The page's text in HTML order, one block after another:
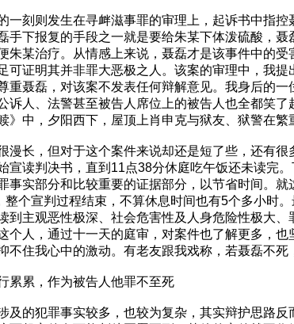
一刻则发生在寻衅滋事罪的审理上，起诉书中指
手下报复的手段之一就是要给朱某下体泼硫酸，
朱某治疗。从情感上来说，聂磊才是该事件中的
可证明其并非罪大恶极之人。该案的审理中，我
重聂磊，对该案不发表任何辩解意见。我身后的
诉人、法警甚至被告人席位上的被告人也全都笑
》中，夕阳西下，屋顶上肖申克与狱友、狱警在繁
漫长，但对于这个案件来说却还是短了些，还有
宣读判决书，直到11点38分休庭吃午饭还未读完
事实部分和比较重要的证据部分，以节省时间。
整个宣判过程结束，不算休息时间也有5个多小时
到主观恶性极深、社会危害性及人身危险性极大
个人，通过十一天的庭审，对案件也了解更多，
不住我心中的激动。有老友跟我戏称，若聂磊不
累累，作为被告人他罪不至死
及的犯罪事实较多，也较为复杂，其实辩护思路